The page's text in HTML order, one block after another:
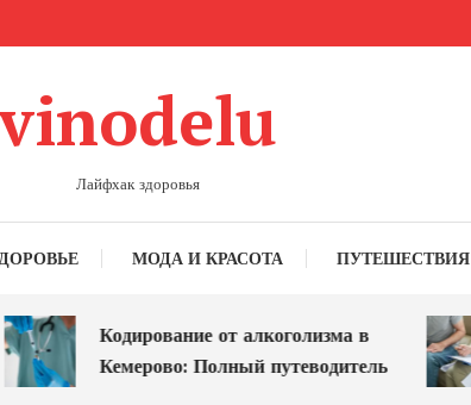
Лайфхак здоровья
МОДА И КРАСОТА ПУТЕШЕСТВИЯ
Кодирование от алкоголизма в
Кемерово: Полный путеводитель